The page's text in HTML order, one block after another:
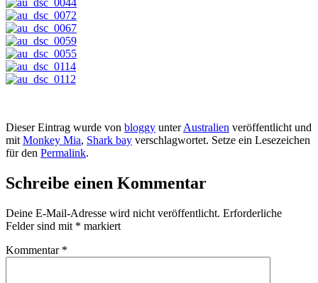
Dieser Eintrag wurde von bloggy unterAustralien veröffentlicht und
mit Monkey Mia, Shark bay verschlagwortet. Setze ein Lesezeichen
für den Permalink.
Schreibe einen Kommentar
Deine E-Mail-Adresse wird nicht veröffentlicht. Erforderliche
Felder sind mit * markiert
Kommentar *